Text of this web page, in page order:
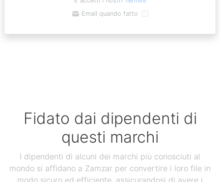
Email quando fatto
Fidato dai dipendenti di
questi marchi
I dipendenti di alcuni dei marchi più conosciuti al
mondo si affidano a Zamzar per convertire i loro file in
modo sicuro ed efficiente, assicurandosi di avere i